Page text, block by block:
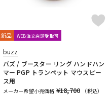
新品 WEB注文店頭受取可
buzz
バズ / ブースター リング ハンドハン
マー PGP トランペット マウスピー
ス用
メーカー希望小売価格 ¥18,700
（税込）